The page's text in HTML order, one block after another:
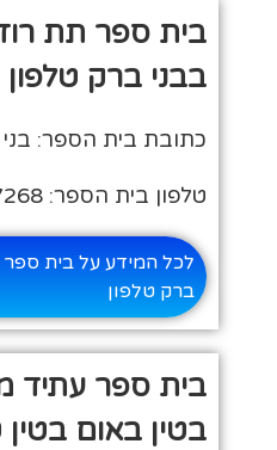
בית ספר תת
בבני ברק טלפון
כתובת בית הספר: בני
טלפון בית הספר: 03-5707268
לכל המידע על בית ספר
ברק טלפון
בית ספר עתיד
בטין באום בטין